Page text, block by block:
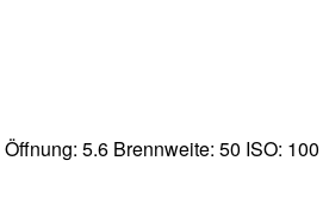
Öffnung: 5.6 Brennweite: 50 ISO: 100